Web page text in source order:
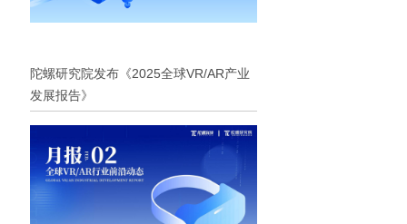
陀螺研究院发布《2025全球VR/AR产业
发展报告》